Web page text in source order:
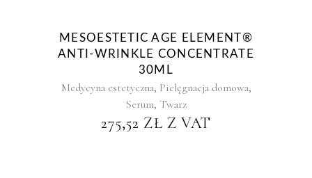
MESOESTETIC AGE ELEMENT®
ANTI-WRINKLE CONCENTRATE
30ML
Medycyna estetyczna, Pielęgnacja domowa,
Serum, Twarz
275,52 ZŁ Z VAT